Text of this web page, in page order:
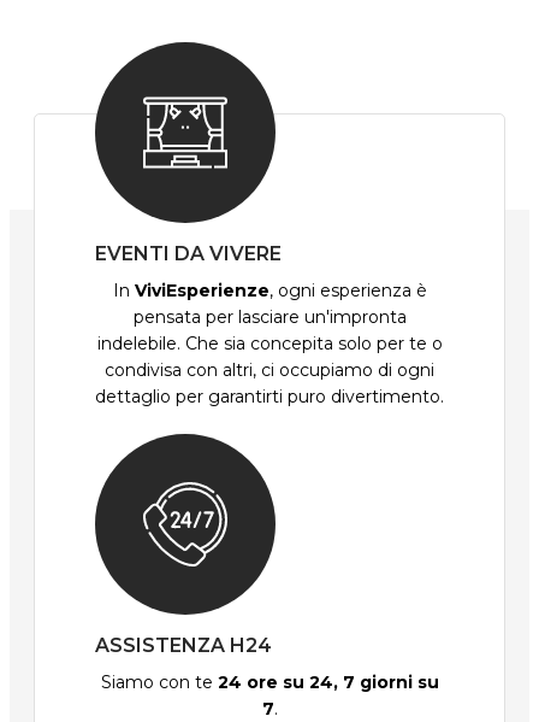
EVENTI DA VIVERE
In ViviEsperienze, ogni esperienza è
pensata per lasciare un'impronta
indelebile. Che sia concepita solo per te o
condivisa con altri, ci occupiamo di ogni
dettaglio per garantirti puro divertimento.
ASSISTENZA H24
Siamo con te 24 ore su 24, 7 giorni su
7.